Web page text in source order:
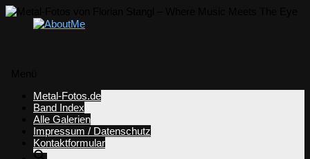
springen
Metal-Fotos.de
Band Index
Alle Galerien
Impressum / Datenschutz
Kontaktformular